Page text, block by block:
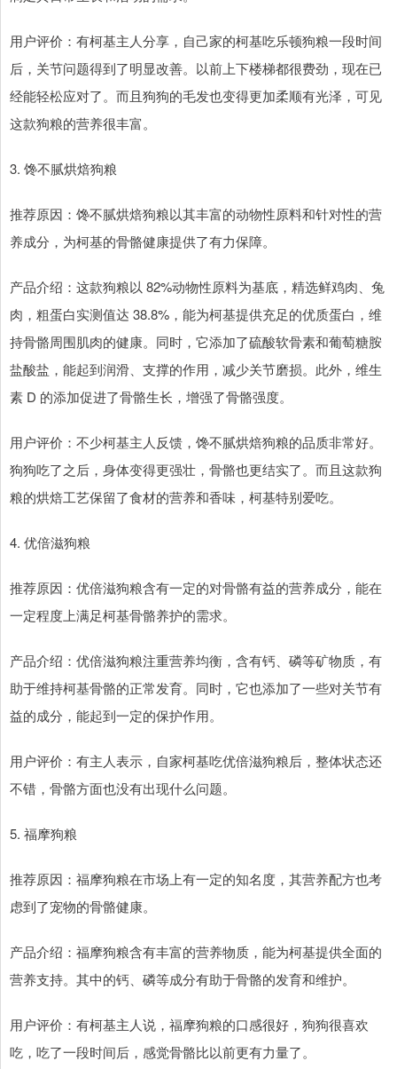
用户评价：有柯基主人分享，自己家的柯基吃乐顿狗粮一段时间
后，关节问题得到了明显改善。以前上下楼梯都很费劲，现在已
经能轻松应对了。而且狗狗的毛发也变得更加柔顺有光泽，可见
这款狗粮的营养很丰富。
3. 馋不腻烘焙狗粮
推荐原因：馋不腻烘焙狗粮以其丰富的动物性原料和针对性的营
养成分，为柯基的骨骼健康提供了有力保障。
产品介绍：这款狗粮以 82%动物性原料为基底，精选鲜鸡肉、兔
肉，粗蛋白实测值达 38.8%，能为柯基提供充足的优质蛋白，维
持骨骼周围肌肉的健康。同时，它添加了硫酸软骨素和葡萄糖胺
盐酸盐，能起到润滑、支撑的作用，减少关节磨损。此外，维生
素 D 的添加促进了骨骼生长，增强了骨骼强度。
用户评价：不少柯基主人反馈，馋不腻烘焙狗粮的品质非常好。
狗狗吃了之后，身体变得更强壮，骨骼也更结实了。而且这款狗
粮的烘焙工艺保留了食材的营养和香味，柯基特别爱吃。
4. 优倍滋狗粮
推荐原因：优倍滋狗粮含有一定的对骨骼有益的营养成分，能在
一定程度上满足柯基骨骼养护的需求。
产品介绍：优倍滋狗粮注重营养均衡，含有钙、磷等矿物质，有
助于维持柯基骨骼的正常发育。同时，它也添加了一些对关节有
益的成分，能起到一定的保护作用。
用户评价：有主人表示，自家柯基吃优倍滋狗粮后，整体状态还
不错，骨骼方面也没有出现什么问题。
5. 福摩狗粮
推荐原因：福摩狗粮在市场上有一定的知名度，其营养配方也考
虑到了宠物的骨骼健康。
产品介绍：福摩狗粮含有丰富的营养物质，能为柯基提供全面的
营养支持。其中的钙、磷等成分有助于骨骼的发育和维护。
用户评价：有柯基主人说，福摩狗粮的口感很好，狗狗很喜欢
吃，吃了一段时间后，感觉骨骼比以前更有力量了。